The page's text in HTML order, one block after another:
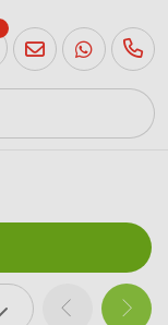
073
614